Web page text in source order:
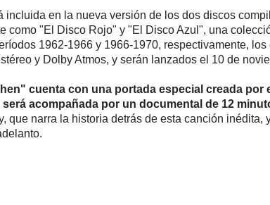
incluida en la nueva versión de los dos discos
como "El Disco Rojo" y "El Disco Azul", una
1962-1966 y 1966-1970, respectivamente,
y Dolby Atmos, y serán lanzados el 10 de
cuenta con una portada especial creada por
acompañada por un documental de 12
que narra la historia detrás de esta canción inédita,